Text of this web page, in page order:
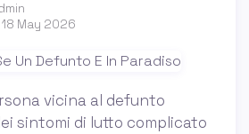
18 May 2026
vicina al defunto
sintomi di lutto complicato